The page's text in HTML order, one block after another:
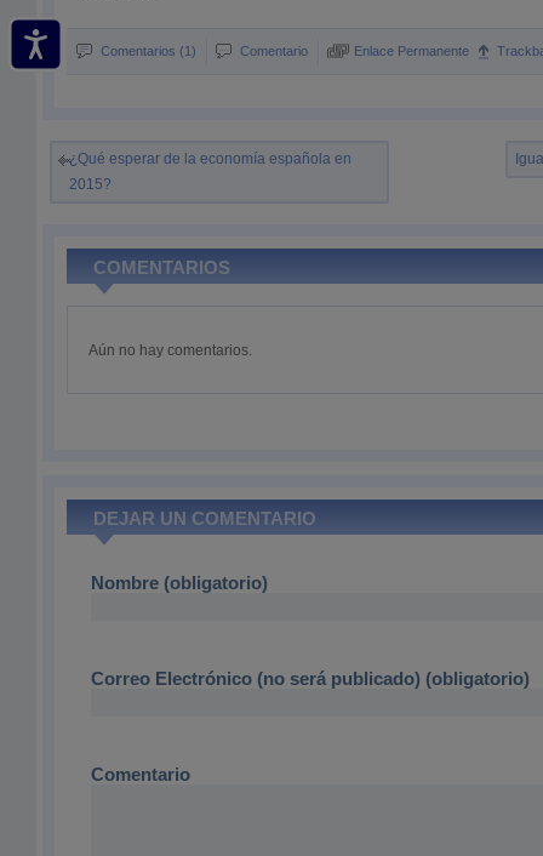
Comentarios (1) Comentario Enlace Permanente
¿Qué esperar de la economía española en
2015?
COMENTARIOS
Aún no hay comentarios.
DEJAR UN COMENTARIO
Nombre (obligatorio)
Correo Electrónico (no será publicado) (obligatorio)
Comentario